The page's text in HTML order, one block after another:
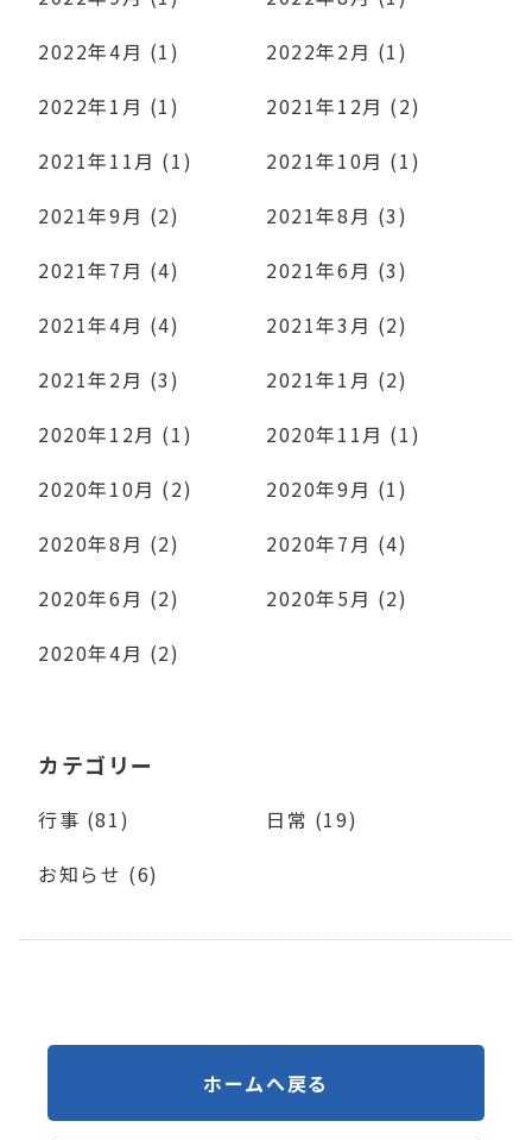
2022年4月 (1)
2022年2月 (1)
2022年1月 (1)
2021年12月 (2)
2021年11月 (1)
2021年10月 (1)
2021年9月 (2)
2021年8月 (3)
2021年7月 (4)
2021年6月 (3)
2021年4月 (4)
2021年3月 (2)
2021年2月 (3)
2021年1月 (2)
2020年12月 (1)
2020年11月 (1)
2020年10月 (2)
2020年9月 (1)
2020年8月 (2)
2020年7月 (4)
2020年6月 (2)
2020年5月 (2)
2020年4月 (2)
カテゴリー
行事 (81)
日常 (19)
お知らせ (6)
ホームへ戻る